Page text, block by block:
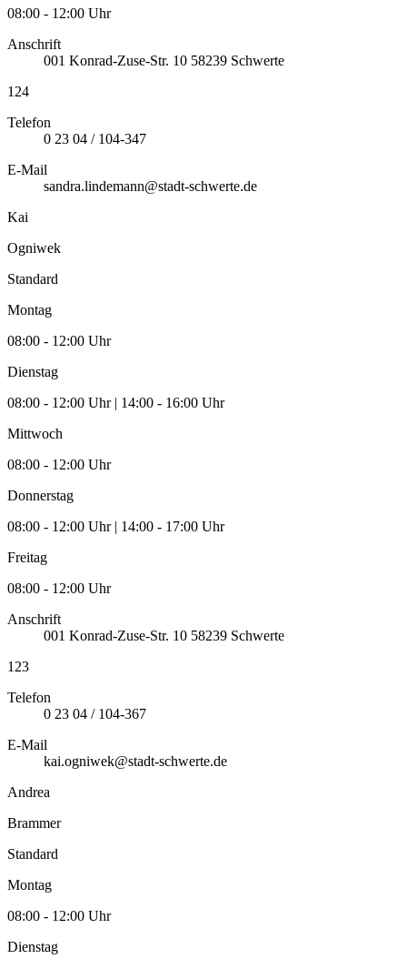
08:00 - 12:00 Uhr
Anschrift
001 Konrad-Zuse-Str. 10 58239 Schwerte
124
Telefon
0 23 04 / 104-347
E-Mail
sandra.lindemann@stadt-schwerte.de
Kai
Ogniwek
Standard
Montag
08:00 - 12:00 Uhr
Dienstag
08:00 - 12:00 Uhr | 14:00 - 16:00 Uhr
Mittwoch
08:00 - 12:00 Uhr
Donnerstag
08:00 - 12:00 Uhr | 14:00 - 17:00 Uhr
Freitag
08:00 - 12:00 Uhr
Anschrift
001 Konrad-Zuse-Str. 10 58239 Schwerte
123
Telefon
0 23 04 / 104-367
E-Mail
kai.ogniwek@stadt-schwerte.de
Andrea
Brammer
Standard
Montag
08:00 - 12:00 Uhr
Dienstag